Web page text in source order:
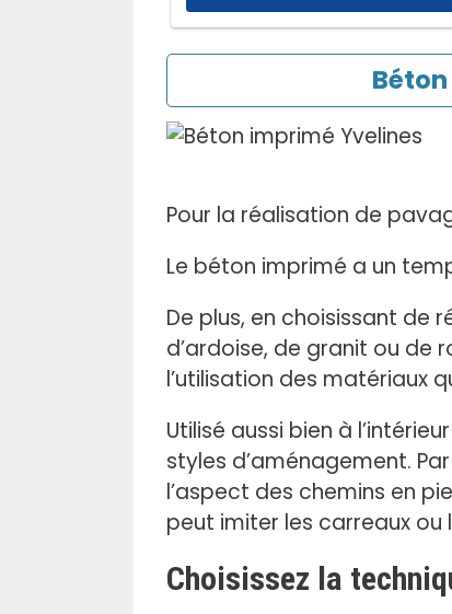
s
c
e
h
m
v
i
d
.
Pour la réalisation de
Le béton imprimé a un
De plus, en choisissant de
d’ardoise, de granit ou de
l’utilisation des matériaux
Utilisé aussi bien à
styles d’aménagement.
l’aspect des chemins en
peut imiter les carreaux ou
Choisissez la